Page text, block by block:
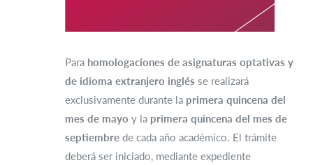
Para homologaciones de asignaturas optativas y
de idioma extranjero inglés se realizará
exclusivamente durante la primera quincena del
mes de mayo y la primera quincena del mes de
septiembre de cada año académico. El trámite
deberá ser iniciado, mediante expediente